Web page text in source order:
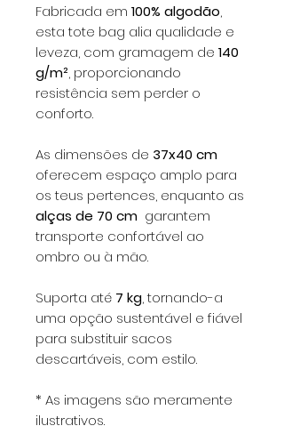
Fabricada em 100% algodão,
esta tote bag alia qualidade e
leveza, com gramagem de 140
g/m², proporcionando
resistência sem perder o
conforto.
As dimensões de 37x40 cm
oferecem espaço amplo para
os teus pertences, enquanto as
alças de 70 cm garantem
transporte confortável ao
ombro ou à mão.
Suporta até 7 kg, tornando-a
uma opção sustentável e fiável
para substituir sacos
descartáveis, com estilo.
* As imagens são meramente
ilustrativos.